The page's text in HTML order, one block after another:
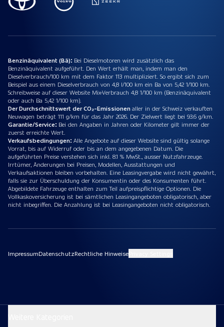
Benzinäquivalent (Bä): Bei Dieselmotoren wird zusätzlich das
Benzinäquivalent aufgeführt. Den Wert erhält man, indem man den
Dieselverbrauch/100 km mit dem Faktor 113 multipliziert. So ergibt sich zum
Beispiel aus einem Dieselverbrauch von 4,8 l/100 km ein Ba von 5,42 1/100 km.
Schreibweise auf dieser Website Mix-Verbrauch 4,8 1/100 km (Benzinäquivalent
oder auch Ba 5,42 1/100 km).
Der Durchschnittswert der CO₂-Emissionenaller in der Schweiz verkauften
Neuwagen beträgt 111 g/km für das Jahr 2026. Der Zielwert liegt bei 93.6 g/km.
Garantie/Service: Bei den Angaben in Jahren oder Kilometer gilt immer der
zuerst erreichte Wert.
Verkaufsbedingungen: Alle Angebote auf dieser Website sind gültig solange
Vorrat, bis auf Widerruf oder bis an dem angegebenen Datum. Die
aufgeführten Preise verstehen sich inkl. 8.1 % MwSt., ausser Nutzfahrzeuge.
Irrtümer, Änderungen bei Preisen, Modellen, Ausstattungen und
Verkaufsaktionen bleiben vorbehalten. Eine Leasingvergabe wird nicht gewährt,
falls sie zur Überschuldung der Konsumentin oder des Konsumenten führt.
Abgebildete Fahrzeuge enthalten zum Teil aufpreispflichtige Optionen. Die
Vollkaskoversicherung ist bei sämtlichen Leasingangeboten obligatorisch, aber
nicht inbegriffen. Die Anzahlung ist bei Leasingangeboten nicht obligatorisch.
ImpressumDatenschutzRechtliche Hinweise